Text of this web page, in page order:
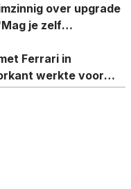
over upgrade
je zelf
Ferrari in
werkte voor